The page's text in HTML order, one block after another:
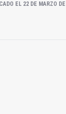
EL 22 DE MARZO